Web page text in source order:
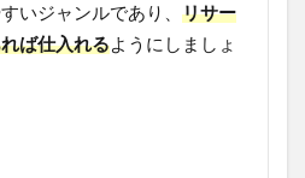
いジャンルであり、 リサー
ば仕入れるようにしましょ